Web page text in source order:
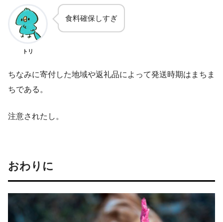
トリ
食料確保しすぎ
ちなみに寄付した地域や返礼品によって発送時期はまちま
ちである。
注意されたし。
おわりに